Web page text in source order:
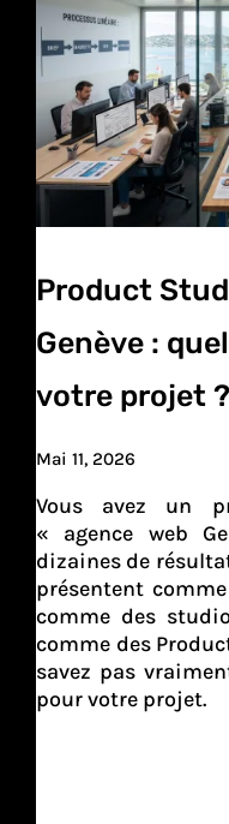
Product
Genève :
votre projet ?
Mai 11, 2026
Vous avez un
« agence web
dizaines de
présentent
comme des
comme des
savez pas
pour votre projet.